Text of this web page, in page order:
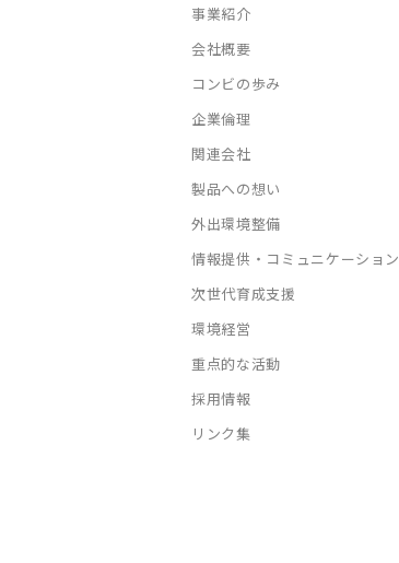
事業紹介
会社概要
コンビの歩み
企業倫理
関連会社
製品への想い
外出環境整備
情報提供・コミュニケーション
次世代育成支援
環境経営
重点的な活動
採用情報
リンク集